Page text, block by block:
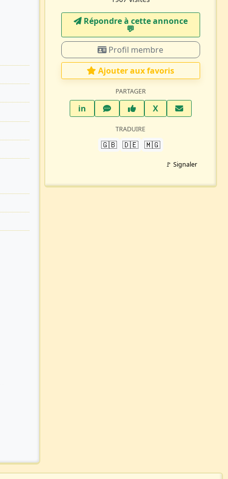
Répondre à cette annonce
💬​
Profil membre
Ajouter aux favoris
PARTAGER
inLinkedInWhatsAppFacebook
XTwitter X
TRADUIRE
🇬🇧 🇩🇪 🇲🇬
🚩 Signaler